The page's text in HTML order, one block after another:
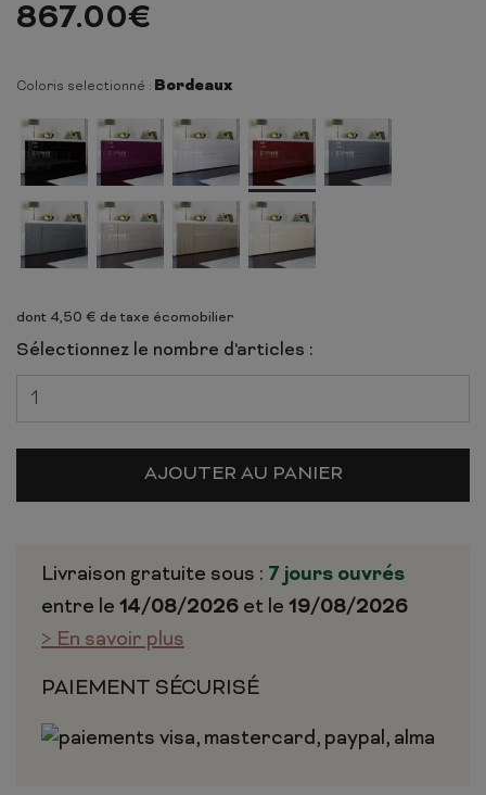
867.00€
Coloris selectionné : Bordeaux
dont 4,50 € de taxe écomobilier
Sélectionnez le nombre d'articles :
AJOUTER AU PANIER
Livraison gratuite sous : 7 jours ouvrés
entre le 14/08/2026 et le 19/08/2026
> En savoir plus
PAIEMENT SÉCURISÉ